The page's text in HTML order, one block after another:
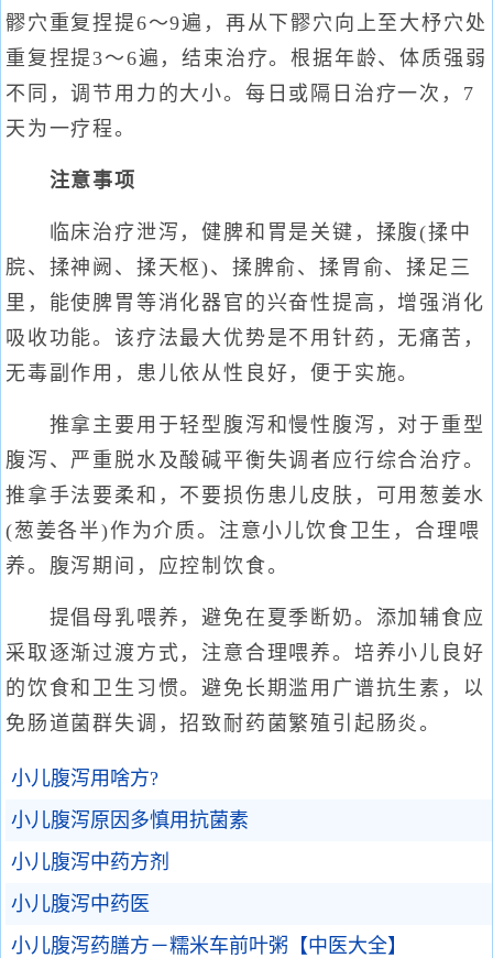
髎穴重复捏提6～9遍，再从下髎穴向上至大杼穴处
重复捏提3～6遍，结束治疗。根据年龄、体质强弱
不同，调节用力的大小。每日或隔日治疗一次，7
天为一疗程。
注意事项
临床治疗泄泻，健脾和胃是关键，揉腹(揉中
脘、揉神阙、揉天枢)、揉脾俞、揉胃俞、揉足三
里，能使脾胃等消化器官的兴奋性提高，增强消化
吸收功能。该疗法最大优势是不用针药，无痛苦，
无毒副作用，患儿依从性良好，便于实施。
推拿主要用于轻型腹泻和慢性腹泻，对于重型
腹泻、严重脱水及酸碱平衡失调者应行综合治疗。
推拿手法要柔和，不要损伤患儿皮肤，可用葱姜水
(葱姜各半)作为介质。注意小儿饮食卫生，合理喂
养。腹泻期间，应控制饮食。
提倡母乳喂养，避免在夏季断奶。添加辅食应
采取逐渐过渡方式，注意合理喂养。培养小儿良好
的饮食和卫生习惯。避免长期滥用广谱抗生素，以
免肠道菌群失调，招致耐药菌繁殖引起肠炎。
小儿腹泻用啥方?
小儿腹泻原因多慎用抗菌素
小儿腹泻中药方剂
小儿腹泻中药医
小儿腹泻药膳方－糯米车前叶粥【中医大全】